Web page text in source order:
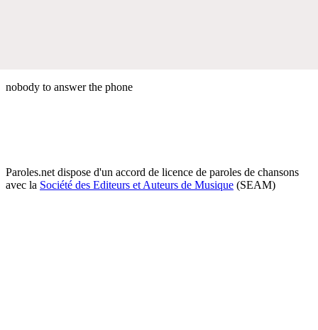
nobody to answer the phone
Paroles.net dispose d'un accord de licence de paroles de chansons
avec la Société des Editeurs et Auteurs de Musique (SEAM)